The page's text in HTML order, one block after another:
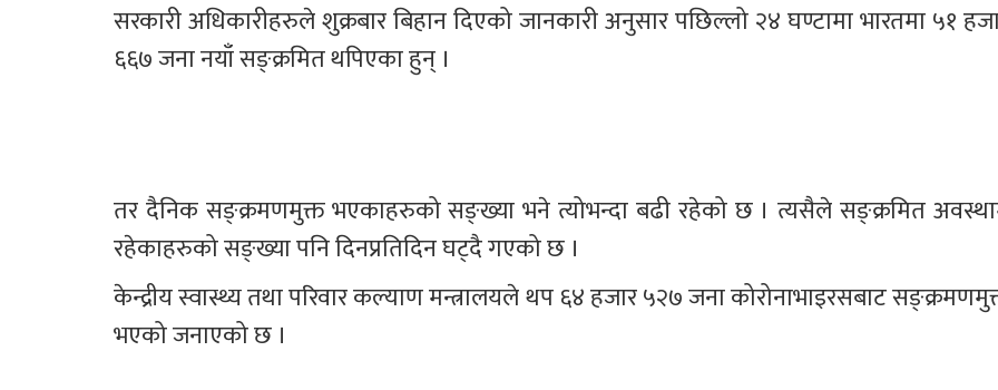
सरकारी अधिकारीहरुले शुक्रबार बिहान दिएको जानकारी अनुसार पछिल्लो २४ घण्टामा भारतमा ५१
६६७ जना नयाँ सङ्क्रमित थपिएका हुन् ।
तर दैनिक सङ्क्रमणमुक्त भएकाहरुको सङ्ख्या भने त्योभन्दा बढी रहेको छ । त्यसैले सङ्क्रमित
रहेकाहरुको सङ्ख्या पनि दिनप्रतिदिन घट्दै गएको छ ।
केन्द्रीय स्वास्थ्य तथा परिवार कल्याण मन्त्रालयले थप ६४ हजार ५२७ जना कोरोनाभाइरसबाट
भएको जनाएको छ ।